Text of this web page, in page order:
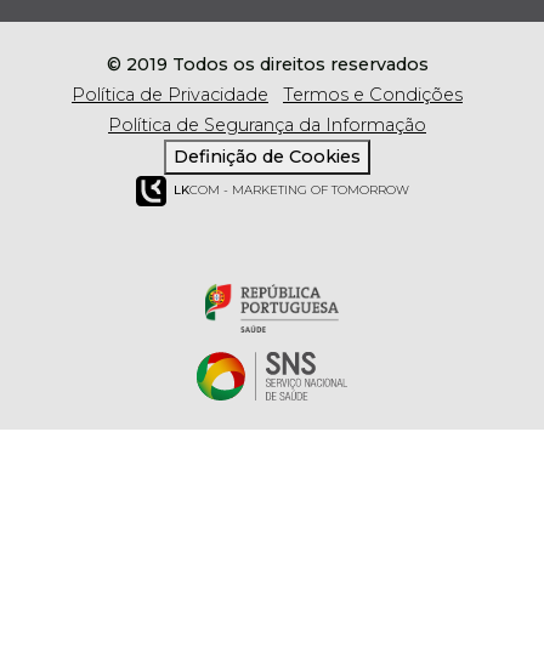
© 2019 Todos os direitos reservados
Política de Privacidade
Termos e Condições
Política de Segurança da Informação
Definição de Cookies
LKCOM - MARKETING OF TOMORROW